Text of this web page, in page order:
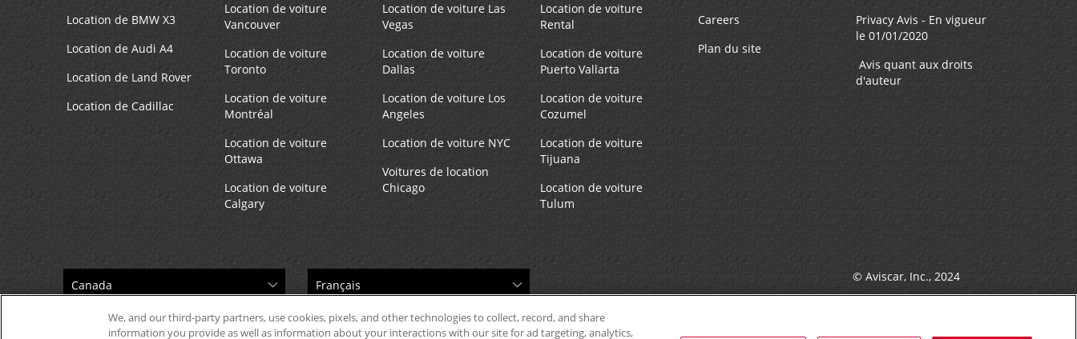
Location de BMW X3
Location de Audi A4
Location de Land Rover
Location de Cadillac
Location de voiture
Vancouver
Location de voiture
Toronto
Location de voiture
Montréal
Location de voiture
Ottawa
Location de voiture
Calgary
Location de voiture Las
Vegas
Location de voiture
Dallas
Location de voiture Los
Angeles
Location de voiture NYC
Voitures de location
Chicago
Location de voiture
Rental
Location de voiture
Puerto Vallarta
Location de voiture
Cozumel
Location de voiture
Tijuana
Location de voiture
Tulum
Careers
Plan du site
Privacy Avis - En vigueur
le 01/01/2020
Avis quant aux droits
d'auteur
© Aviscar, Inc., 2024
We, and our third-party partners, use cookies, pixels, and other technologies to collect, record, and share
information you provide as well as information about your interactions with our site for ad targeting, analytics,